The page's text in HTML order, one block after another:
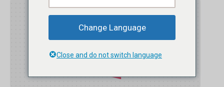
Change Language
Close and do not switch language